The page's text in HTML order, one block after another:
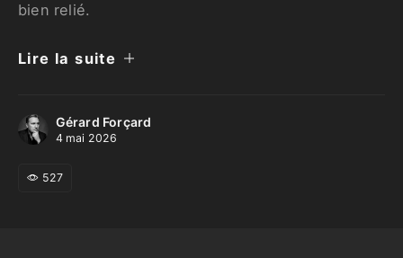
bien relié.
Lire la suite
Gérard Forçard
4 mai 2026
527